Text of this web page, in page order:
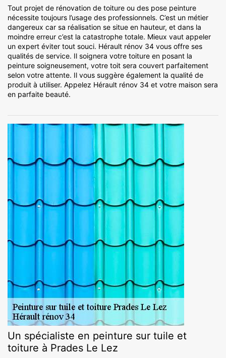
Tout projet de rénovation de toiture ou des pose peinture
nécessite toujours l’usage des professionnels. C’est un métier
dangereux car sa réalisation se situe en hauteur, et dans la
moindre erreur c’est la catastrophe totale. Mieux vaut appeler
un expert éviter tout souci. Hérault rénov 34 vous offre ses
qualités de service. Il soignera votre toiture en posant la
peinture soigneusement, votre toit sera couvert parfaitement
selon votre attente. Il vous suggère également la qualité de
produit à utiliser. Appelez Hérault rénov 34 et votre maison sera
en parfaite beauté.
Un spécialiste en peinture sur tuile et
toiture à Prades Le Lez